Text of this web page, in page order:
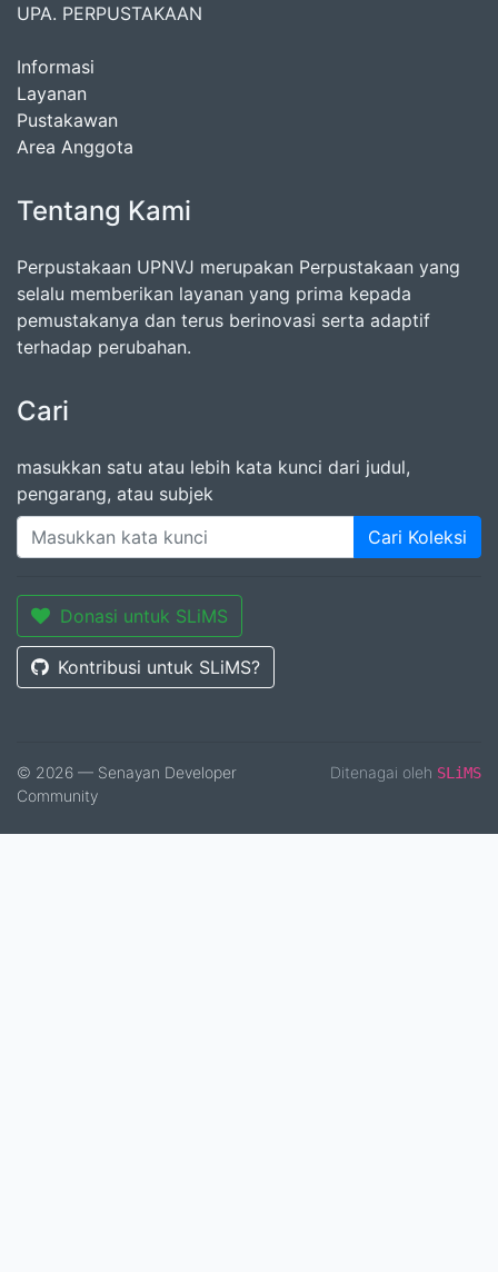
UPA. PERPUSTAKAAN
Informasi
Layanan
Pustakawan
Area Anggota
Tentang Kami
Perpustakaan UPNVJ merupakan Perpustakaan yang
selalu memberikan layanan yang prima kepada
pemustakanya dan terus berinovasi serta adaptif
terhadap perubahan.
Cari
masukkan satu atau lebih kata kunci dari judul,
pengarang, atau subjek
Cari Koleksi
Donasi untuk SLiMS
Kontribusi untuk SLiMS?
© 2026 — Senayan Developer
Community
Ditenagai oleh SLiMS